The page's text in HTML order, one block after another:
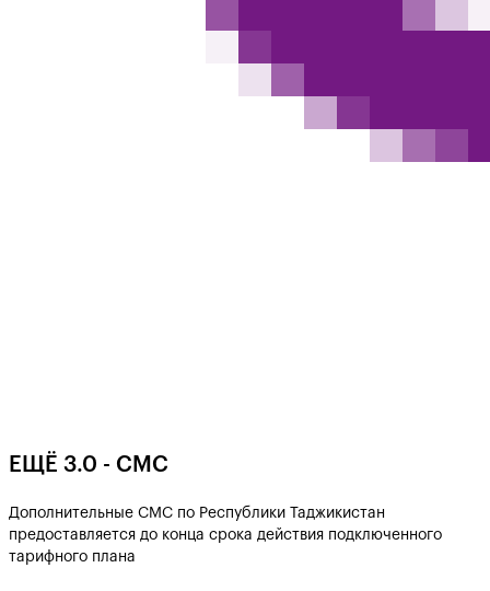
EЩË 3.0 - СМС
Дополнительные СМС по Республики Таджикистан
предоставляется до конца срока действия подключенного
тарифного плана